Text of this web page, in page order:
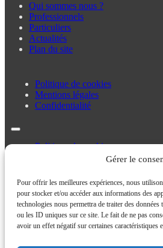
Gérer le
Pour offrir les meilleures expériences, nous
pour stocker et/ou accéder aux informations des
technologies nous permettra de traiter des
ou les ID uniques sur ce site. Le fait de ne pas
avoir un effet négatif sur certaines caractéristiques
Qui sommes nous ?
Professionnels
Particuliers
Actualités
Plan du site
Politique de cookies
Mentions légales
Confidentialité
Politique de cookies